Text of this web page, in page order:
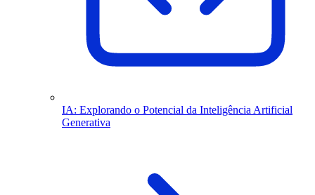
IA: Explorando o Potencial da Inteligência Artificial
Generativa